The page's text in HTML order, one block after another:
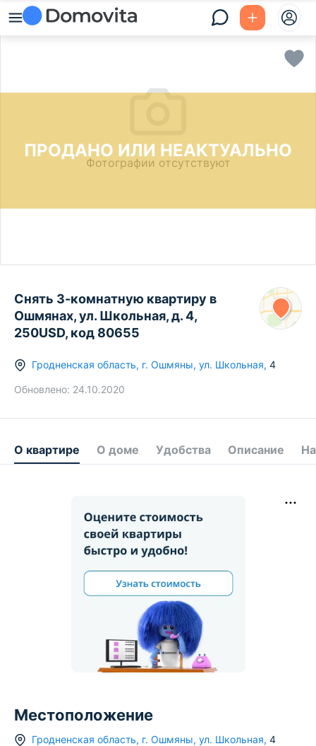
ПРОДАНО ИЛИ НЕАКТУАЛЬНО
Фотографии отсутствуют
Снять 3-комнатную квартиру в
Ошмянах, ул. Школьная, д. 4,
250USD, код 80655
Гродненская область, г. Ошмяны, ул. Школьная, 4
Обновлено: 24.10.2020
О квартире О доме Удобства Описание
Местоположение
Гродненская область, г. Ошмяны, ул. Школьная, 4